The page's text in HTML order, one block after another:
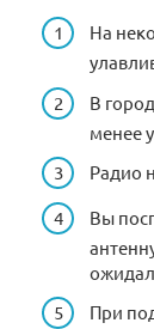
На
В
менее
Радио
Вы
При